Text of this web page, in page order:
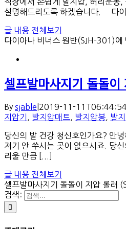
설명해드리도록 하겠습니다. 다
글 내용 전체보기
다이아나 비너스 원반(SJH-301)에
셀프발마사지기 돌돌
By sjable 2019-11-
지압기 , 발지압매트, 발지압봉, 발
당신의 발 건강 청신호인가요? 안
저기 안 쑤시는 곳이 없으시죠. 당
리울 만큼 [...]
글 내용 전체보기
셀프발마사지기 돌돌이 지압 롤러
검색: